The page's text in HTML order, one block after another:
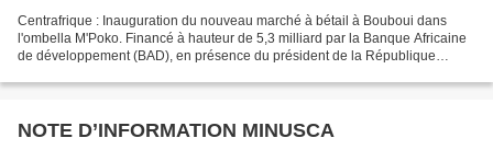
Centrafrique : Inauguration du nouveau marché à bétail à Bouboui dans
l'ombella M'Poko. Financé à hauteur de 5,3 milliard par la Banque Africaine
de développement (BAD), en présence du président de la République
NOTE D’INFORMATION MINUSCA